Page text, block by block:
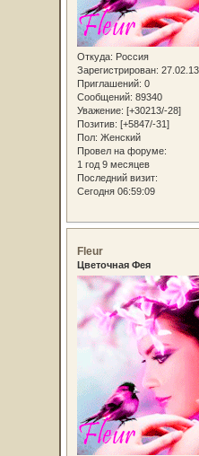
Откуда: Россия
Зарегистрирован: 27.02.13
Приглашений: 0
Сообщений: 89340
Уважение: [+30213/-28]
Позитив: [+5847/-31]
Пол: Женский
Провел на форуме:
1 год 9 месяцев
Последний визит:
Сегодня 06:59:09
Fleur
Цветочная Фея